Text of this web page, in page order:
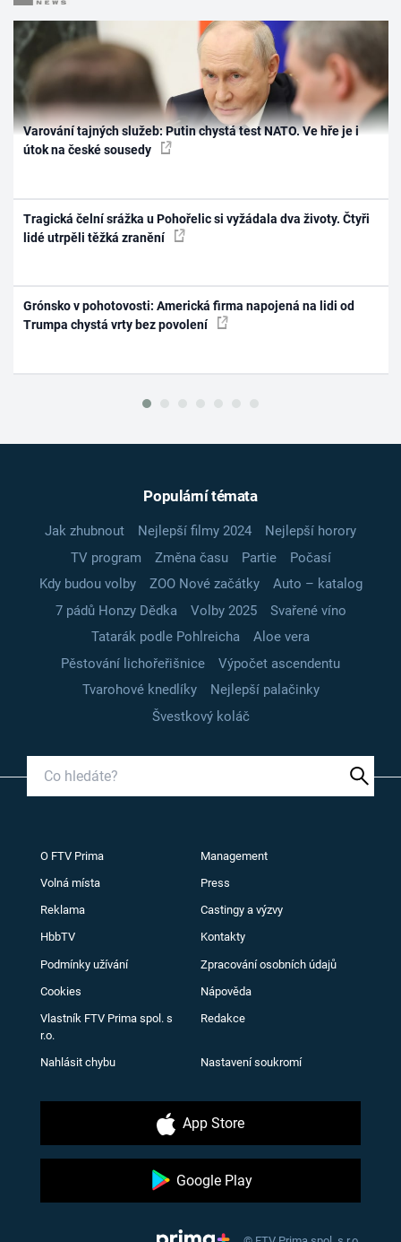
Varování tajných služeb: Putin chystá test NATO. Ve hře je i
útok na české sousedy
Tragická čelní srážka u Pohořelic si vyžádala dva životy. Čtyři
lidé utrpěli těžká zranění
Grónsko v pohotovosti: Americká firma napojená na lidi od
Trumpa chystá vrty bez povolení
Populární témata
Jak zhubnout Nejlepší filmy 2024
Nejlepší horory
TV program
Změna času Partie
Počasí
Kdy budou volby
ZOO Nové začátky
Auto – katalog
7 pádů Honzy Dědka
Volby 2025
Svařené víno
Tatarák podle Pohlreicha
Aloe vera
Pěstování lichořeřišnice
Výpočet ascendentu
Tvarohové knedlíky
Nejlepší palačinky
Švestkový koláč
O FTV Prima Management
Volná místa Press
Reklama Castingy a výzvy
HbbTV Kontakty
Podmínky užívání Zpracování osobních údajů
Cookies Nápověda
Vlastník FTV Prima spol. s
r.o.
Redakce
Nahlásit chybu Nastavení soukromí
App Store
Google Play